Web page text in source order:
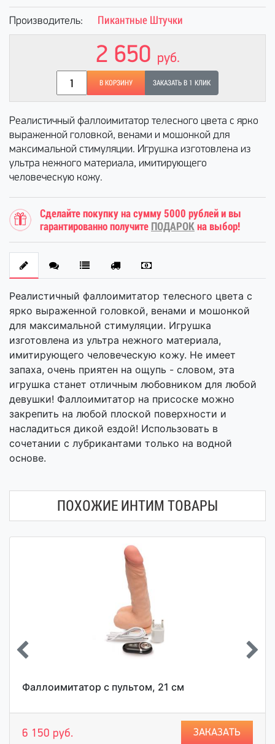
Производитель: Пикантные Штучки
2 650 руб.
В КОРЗИНУ ЗАКАЗАТЬ В 1 КЛИК
Реалистичный фаллоимитатор телесного цвета с ярко
выраженной головкой, венами и мошонкой для
максимальной стимуляции. Игрушка изготовлена из
ультра нежного материала, имитирующего
человеческую кожу.
Сделайте покупку на сумму 5000 рублей и вы
гарантированно получите ПОДАРОК на выбор!
Реалистичный фаллоимитатор телесного цвета с
ярко выраженной головкой, венами и мошонкой
для максимальной стимуляции. Игрушка
изготовлена из ультра нежного материала,
имитирующего человеческую кожу. Не имеет
запаха, очень приятен на ощупь - словом, эта
игрушка станет отличным любовником для любой
девушки! Фаллоимитатор на присоске можно
закрепить на любой плоской поверхности и
насладиться дикой ездой! Использовать в
сочетании с лубрикантами только на водной
основе.
ПОХОЖИЕ ИНТИМ ТОВАРЫ
Фаллоимитатор с пультом, 21 см
6 150 руб. ЗАКАЗАТЬ